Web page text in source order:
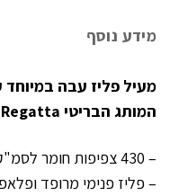
מידע נוסף
מעיל פליז עבה
המותג הבריטי Regatta.
– 430 צפיפות חומר לסמ"ק
– פליז פנימי מרופד